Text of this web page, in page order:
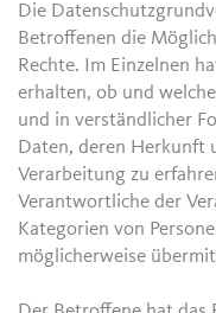
Die
Betroffenen die
Rechte. Im Einzelnen
erhalten, ob und
und in verständlicher
Daten, deren Herkunft
Verarbeitung zu
Verantwortliche der
Kategorien von
möglicherweise